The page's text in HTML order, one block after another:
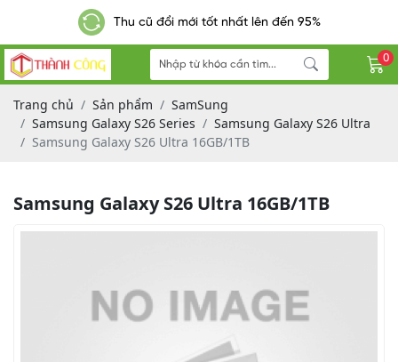
- Miễn phí đơn hàng từ 300k Thu cũ đổi mới
0
Trang chủ Sản phẩm
SamSung
Samsung Galaxy S26 Series
Samsung Galaxy S26 Ultra
Samsung Galaxy S26 Ultra 16GB/1TB
Samsung Galaxy S26 Ultra 16GB/1TB